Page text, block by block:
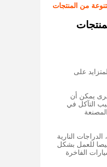
من المنتجات
على
يمكن أن
التآكل في
النارية
للعمل بشكل
الفاخرة